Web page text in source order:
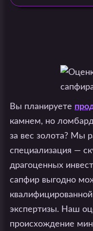
Вы планируете
камнем, но
за вес золота? Мы
специализация —
драгоценных
сапфир выгодно
экспертизы. Наш
происхождение